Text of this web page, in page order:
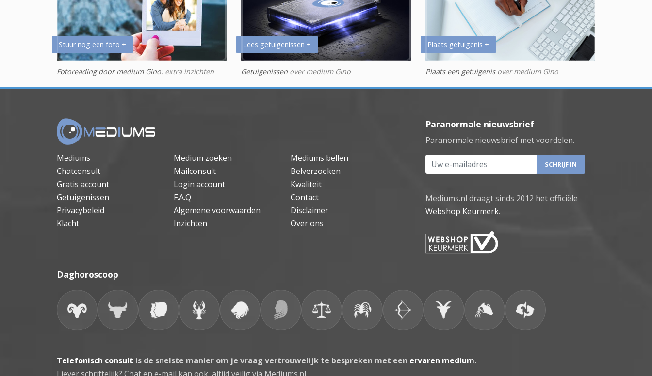
Stuur nog een foto +
Fotoreading door medium Gino: extra inzichten
Lees getuigenissen +
Getuigenissen over medium Gino
Plaats getuigenis +
Plaats een getuigenisover medium Gino
Mediums Medium zoeken
Mediums bellen
Chatconsult
Mailconsult
Belverzoeken
Gratis account
Login account
Kwaliteit
Getuigenissen
F.A.Q
Contact
Privacybeleid
Algemene voorwaarden
Disclaimer
Klacht
Inzichten Over ons
Paranormale nieuwsbrief
Paranormale nieuwsbrief met voordelen.
Uw e-mailadres
Mediums.nl draagt sinds 2012 het officiële
Webshop Keurmerk.
Daghoroscoop
Telefonisch consult is de snelste manier om je vraag vertrouwelijk te bespreken met een ervaren medium.
Liever schriftelijk? Chat en e-mail kan ook, altijd veilig via Mediums.nl.